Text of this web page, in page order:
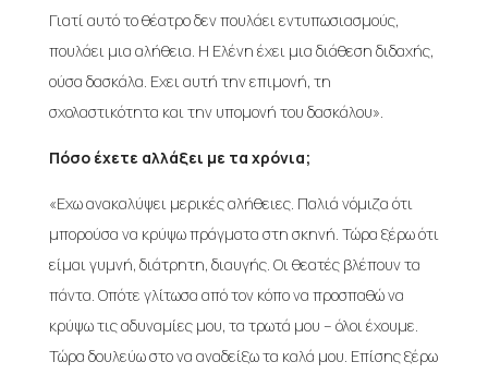
Γιατί αυτό το θέατρο δεν πουλάει εντυπωσιασμούς,
πουλάει μια αλήθεια. Η Ελένη έχει μια διάθεση διδαχής,
ούσα δασκάλα. Εχει αυτή την επιμονή, τη
σχολαστικότητα και την υπομονή του δασκάλου».
Πόσο έχετε αλλάξει με τα χρόνια;
«Εχω ανακαλύψει μερικές αλήθειες. Παλιά νόμιζα ότι
μπορούσα να κρύψω πράγματα στη σκηνή. Τώρα ξέρω ότι
είμαι γυμνή, διάτρητη, διαυγής. Οι θεατές βλέπουν τα
πάντα. Οπότε γλίτωσα από τον κόπο να προσπαθώ να
κρύψω τις αδυναμίες μου, τα τρωτά μου – όλοι έχουμε.
Τώρα δουλεύω στο να αναδείξω τα καλά μου. Επίσης ξέρω